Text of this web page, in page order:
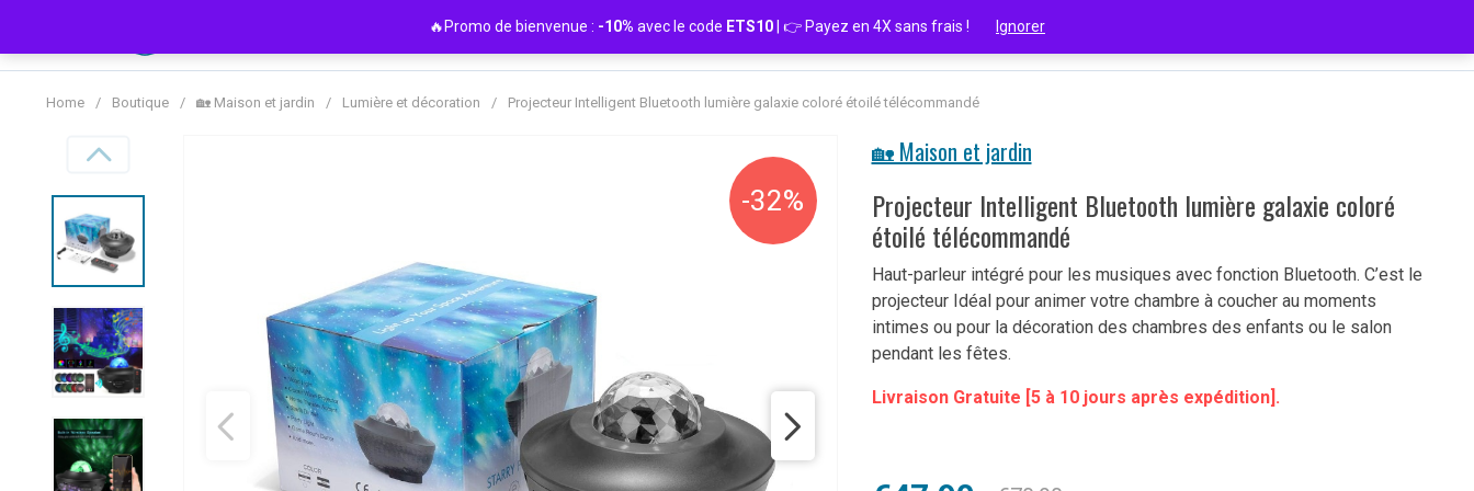
contenu
Home / Boutique / 🏡 Maison et jardin / Lumière et décoration / Projecteur Intelligent Bluetooth lumière galaxie coloré étoilé télécommandé
-32%
🏡 Maison et jardin
Projecteur Intelligent Bluetooth lumière galaxie coloré
étoilé télécommandé
Haut-parleur intégré pour les musiques avec fonction Bluetooth. C’est le
projecteur Idéal pour animer votre chambre à coucher au moments
intimes ou pour la décoration des chambres des enfants ou le salon
pendant les fêtes.
Livraison Gratuite [5 à 10 jours après expédition].
🔥Promo de bienvenue : -10% avec le code ETS10 | 👉 Payez en 4X sans frais ! Ignorer